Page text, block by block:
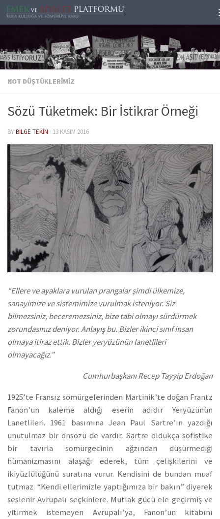
Skip to content
NOT DÜŞTÜKLERIMIZ
Sözü Tüketmek: Bir İstikrar Örneği
BYBILGE TEKIN · 13 KASIM 2016
“Ellere ve ayaklara vurulan prangalar şimdi ülkemize,
sanayimize ve sistemimize vurulmak isteniyor. Siz
bilmezsiniz, beceremezsiniz, bize tabi olmayı sürdürmek
zorundasınız deniyor. Anlayış bu. Bizler ikinci sınıf insan
olmaya itiraz ettik. Bizler yeryüzünün lanetlileri
olmayacağız.”
Cumhurbaşkanı Recep Tayyip Erdoğan
1925’te Fransız sömürgelerinden Martinik’te doğan Frantz
Fanon’un kaleme aldığı eserin adıdır Yeryüzünün
Lanetlileri. 1961 basımına Jean Paul Sartre’ın yazdığı
unutulmaz bir önsözü de vardır. Sartre oldukça sofistike
bir tavırla sömürgecinin ağzından düşürmediği
hümanizmasını alaşağı ederek, tüm çelişkilerini ve
ikiyüzlülüğünü suratına vurur. Kendisini de bundan muaf
tutmaz. “Kendi ellerimizle yaptığımıza bir bakın” diyerek
seslenir Avrupalı seçkinlere. Mutlak gücü ele geçirmiş ve
yitirmek istemeyen Avrupalı’ya, Fanon’un kitabını